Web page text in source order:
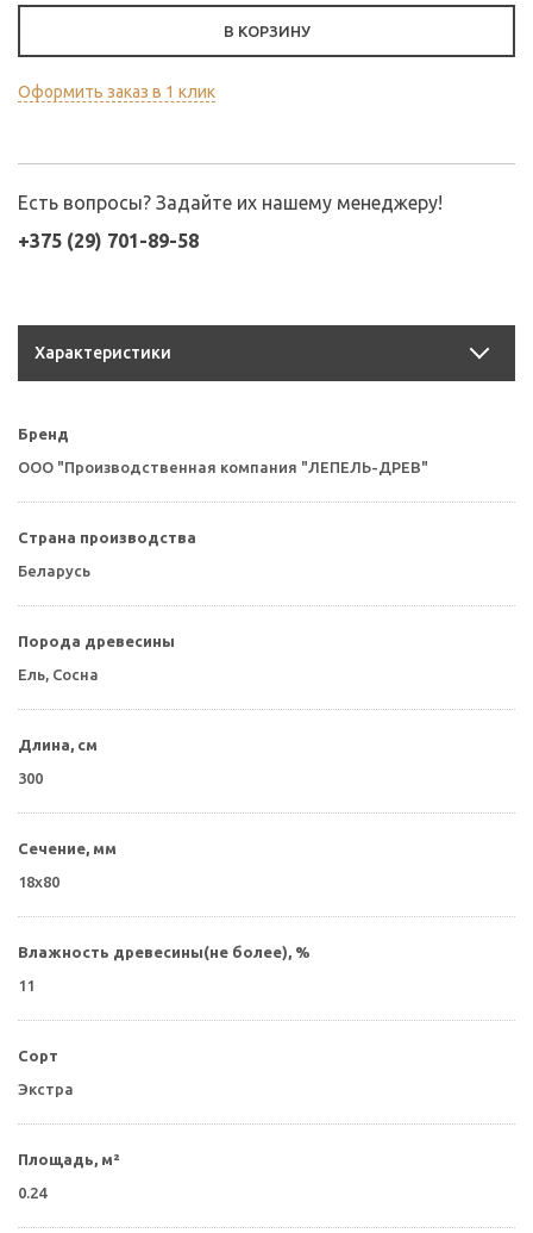
В КОРЗИНУ
Оформить заказ в 1 клик
Есть вопросы? Задайте их нашему менеджеру!
+375 (29) 701-89-58
Характеристики
Бренд
ООО "Производственная компания "ЛЕПЕЛЬ-ДРЕВ"
Страна производства
Беларусь
Порода древесины
Ель, Сосна
Длина, см
300
Сечение, мм
18х80
Влажность древесины(не более), %
11
Сорт
Экстра
Площадь, м²
0.24